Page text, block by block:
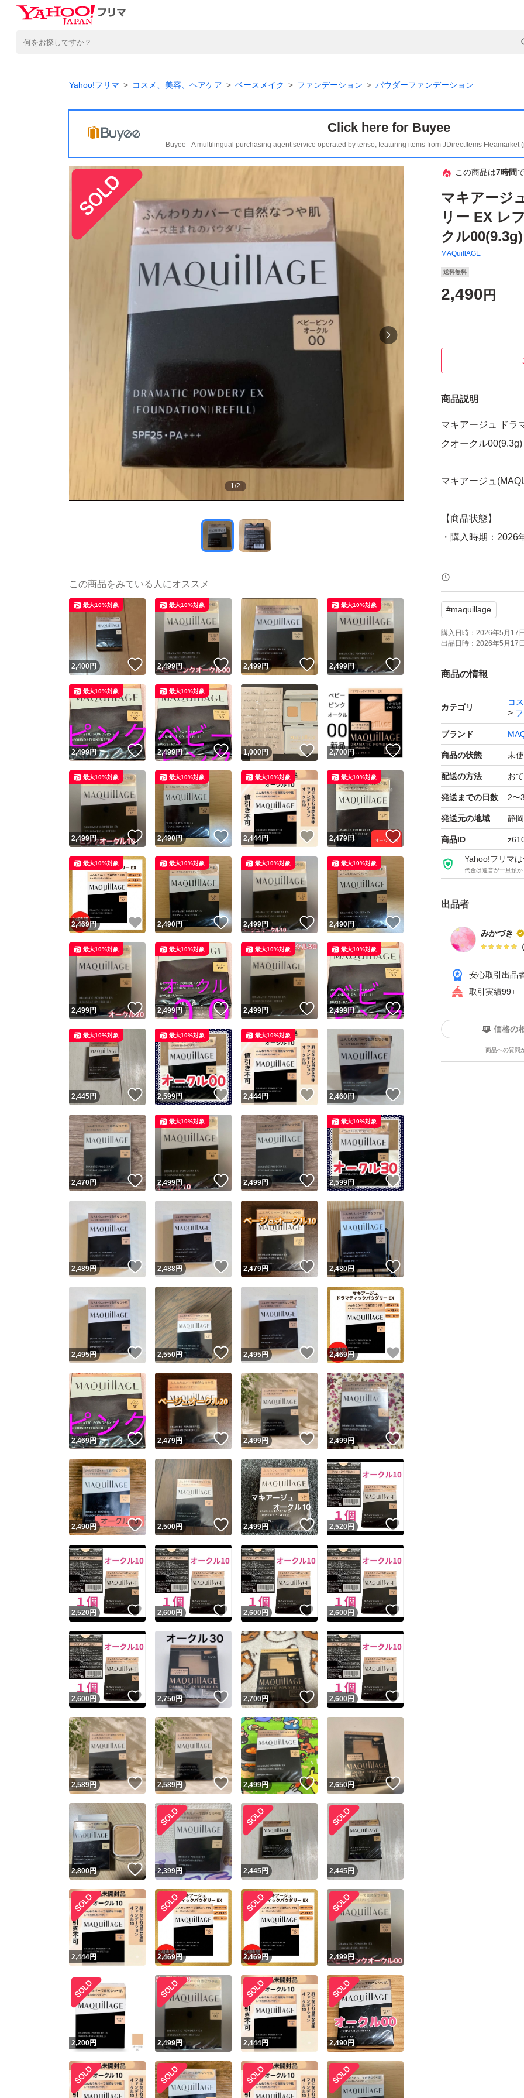
Yahoo!フリマ コスメ、美容、ヘアケア ベースメイク ファンデーション パウダーファンデーション
Click here for Buyee
Buyee - A multilingual purchasing agent service operated by tenso, featuring items from JDirectItems Fleamarket
1/2
この商品は7時間
マキアージ
リー EX レ
クル00(9.3g)
MAQuillAGE
送料無料
2,490 円
商品説明
マキアージュ ドラ
クオークル00(9.3g)
マキアージュ
【商品状態】
・購入時期：2026
緩衝材でお包みし
おります。
#マキアージュ
#コスメ/美容
#ベースメイク/化粧
#メイクアップ
#maquillage
購入日時： 2026年5月17
出品日時： 2026年5月17
商品の情報
カテゴリ
コ
ブランド
商品の状態 未
配送の方法 お
発送までの日数 2〜
発送元の地域 静
商品ID
Yahoo!フリマ
代金は運営が一旦預
出品者
みかづき
（
安心取引出品
取引実績99+
ユーザーの実績について
Yahoo!フリマが定めた一定の基準を満たしたユーザーにバッジを付与しています
安心取引出品者
安心取引出品者 Yahoo!フリマの基準をクリアした安心・安全なユーザーです
取引実績
取引実績◯+ このユーザーはYahoo!フリマの取引を完了させた実績がありま
他フリマ実績◯+ このユーザーは他フリマサービスでの取引実績があります
スピード&安心発送
※このバッジは実績に基づく表示であり、発送を保証しているものではありません
スピード＆安心発送
このユーザーは高頻度で24時間以内＆設定した発送日数内に発
ます
スピード発送 このユーザーは高頻度で24時間以内に発送しています
安心発送 このユーザーは設定した発送日数内に発送しています
価格の
商品への質問
この商品の情報をコピーします
商品画像の無断転載は禁止 されています
1商品につき1回です
出品ページへ
キャンセル
この商品をみている人にオススメ
2,400 円 いいね！
最大10%対象
2,499円 いいね！
最大10%対象
2,499円 いいね！
2,499円
最大10%対象
2,499円 いいね！
最大10%対象
2,499円 いいね！
最大10%対象
1,000円 いいね！
2,700 円
2,499円 いいね！
最大10%対象
2,490円 いいね！
最大10%対象
2,444円 いいね！
最大10%対象
2,479円 いいね！
最大10%対象
2,469円 いいね！
最大10%対象
2,490円 いいね！
最大10%対象
2,499円 いいね！
最大10%対象
2,490円 いいね！
最大10%対象
2,499円 いいね！
最大10%対象
2,499円 いいね！
最大10%対象
2,499円 いいね！
最大10%対象
2,499円 いいね！
最大10%対象
2,445円 いいね！
最大10%対象
2,599円 いいね！
最大10%対象
2,444円 いいね！
最大10%対象
2,460円
2,470円 いいね！
2,499円 いいね！
最大10%対象
2,499円 いいね！
2,599円 いいね！
最大10%対象
2,489円 いいね！
2,488円 いいね！
2,479円 いいね！
2,480円
2,495円 いいね！
2,550円 いいね！
2,495円 いいね！
2,469円
2,469円 いいね！
2,479円 いいね！
2,499円 いいね！
2,499円 いいね！
2,490円 いいね！
2,500円 いいね！
2,499円 いいね！
2,520 円
2,520 円 いいね！
2,600 円 いいね！
2,600 円 いいね！
2,600 円
2,600 円 いいね！
2,750円 いいね！
2,700円 いいね！
2,600 円
2,589円 いいね！
2,589円 いいね！
2,499円 いいね！
2,650円 いいね！
2,800円 いいね！
2,399円 2,445円 2,445円
2,444円 2,469円 2,469円 2,499円
2,200円 2,499円 2,444円 2,490円